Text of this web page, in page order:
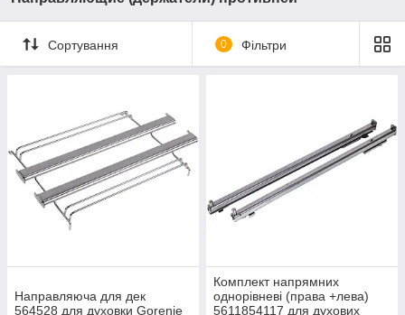
Сортування 0 Фільтри
Направляюча для дек
564528 для духовки Gorenje
Комплект напрямних
однорівневі (права +лева)
5611854117 для духових